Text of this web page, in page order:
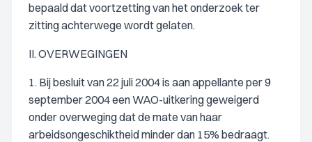
bepaald dat voortzetting van het onderzoek ter
zitting achterwege wordt gelaten.
II. OVERWEGINGEN
1. Bij besluit van 22 juli 2004 is aan appellante per 9
september 2004 een WAO-uitkering geweigerd
onder overweging dat de mate van haar
arbeidsongeschiktheid minder dan 15% bedraagt.